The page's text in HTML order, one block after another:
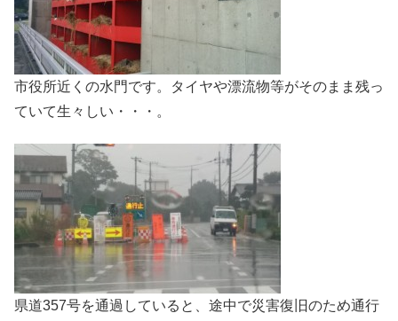
市役所近くの水門です。タイヤや漂流物等がそのまま残っ
ていて生々しい・・・。
県道357号を通過していると、途中で災害復旧のため通行